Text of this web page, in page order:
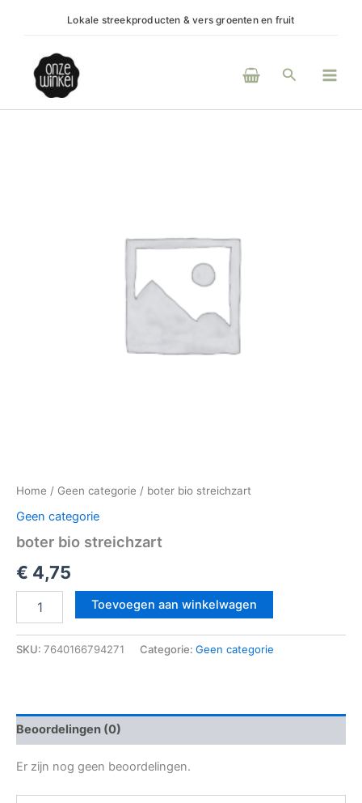
inhoud
Lokale streekproducten & vers groenten en fruit
Zoeken
Home / Geen categorie / boter bio streichzart
Geen categorie
boter bio streichzart
€ 4,75
Toevoegen aan winkelwagen
SKU: 7640166794271 Categorie: Geen categorie
Beoordelingen (0)
Er zijn nog geen beoordelingen.